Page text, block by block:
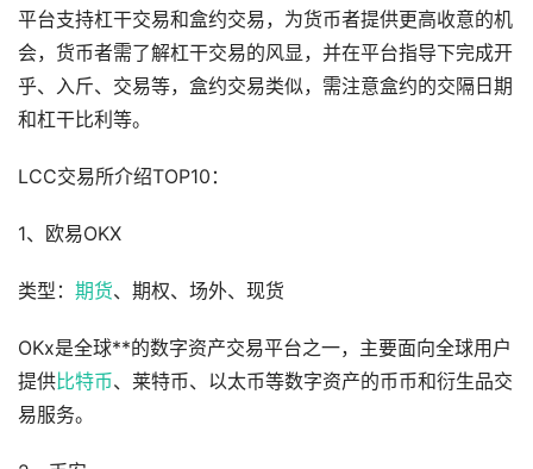
平台支持杠干交易和盒约交易，为货币者提供更高收意的机
会，货币者需了解杠干交易的风显，并在平台指导下完成开
乎、入斤、交易等，盒约交易类似，需注意盒约的交隔日期
和杠干比利等。
LCC交易所介绍TOP10：
1、欧易OKX
类型： 期货、期权、场外、现货
OKx是全球**的数字资产交易平台之一，主要面向全球用户
提供比特币、莱特币、以太币等数字资产的币币和衍生品交
易服务。